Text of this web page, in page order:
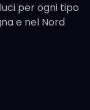
per ogni tipo
e nel Nord